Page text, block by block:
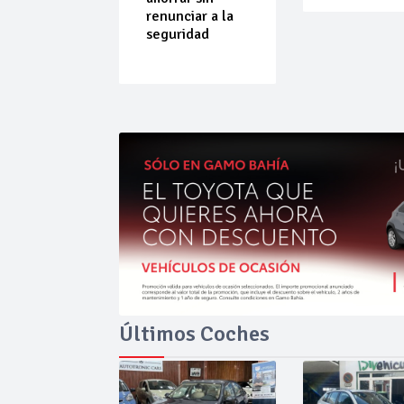
renunciar a la
seguridad
Últimos Coches